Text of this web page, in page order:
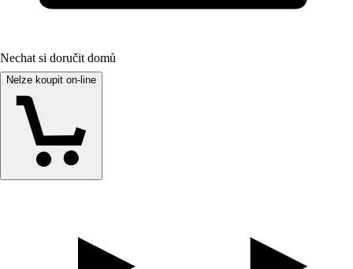
Nechat si doručit domů
Nelze koupit on-line